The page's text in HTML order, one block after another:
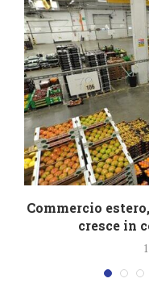
Commercio
cresce in